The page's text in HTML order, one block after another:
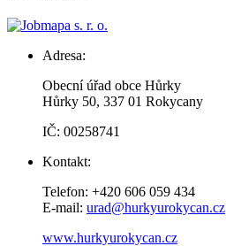
Adresa:
Obecní úřad obce Hůrky
Hůrky 50, 337 01 Rokycany
IČ: 00258741
Kontakt:
Telefon: +420 606 059 434
E-mail: urad@hurkyurokycan.cz
www.hurkyurokycan.cz